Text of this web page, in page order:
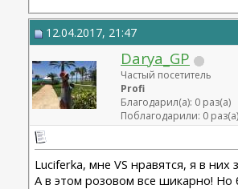
12.04.2017, 21:47
Darya_GP
Частый посетитель
Profi
Благодарил(а): 0 раз(а)
Поблагодарили: 0
Luciferka, мне VS нравятся, я в
А в этом розовом все шикарно!